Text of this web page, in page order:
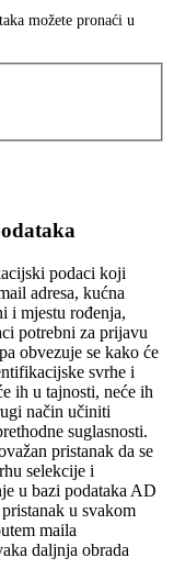
možete pronaći u
podaci koji
adresa, kućna
i mjestu rođenja,
potrebni za prijavu
obvezuje se kako će
svrhe i
ih u tajnosti, neće ih
način učiniti
suglasnosti.
pristanak da se
selekcije i
u bazi podataka AD
u svakom
maila
daljnja obrada